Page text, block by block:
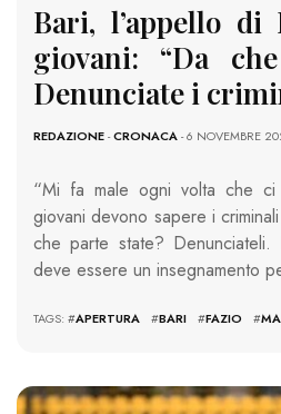
Bari, l’appello di
giovani: “Da
Denunciate i
REDAZIONE-CRONACA- 6 NOVEMBRE
“Mi fa male ogni volta che
giovani devono sapere i
che parte state?
deve essere un insegnamento
TAGS: #APERTURA #BARI #FAZIO #